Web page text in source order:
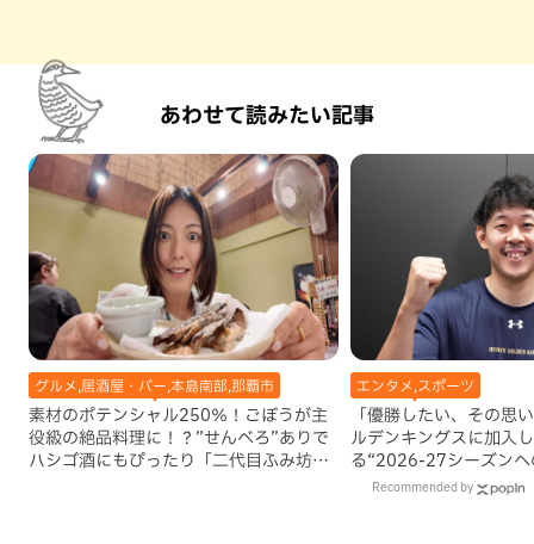
あわせて読みたい記事
グルメ,居酒屋・バー,本島南部,那覇市
素材のポテンシャル250％！ごぼうが主
役級の絶品料理に！？”せんべろ”ありで
ハシゴ酒にもぴったり「二代目ふみ坊
エンタメ,スポーツ
「優勝したい、その思
ルデンキングスに加入
る“2026-27シーズンへ
Recommended by